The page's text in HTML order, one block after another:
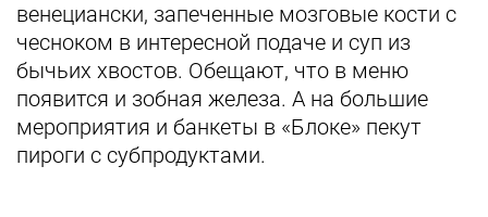
венециански, запеченные мозговые кости с
чесноком в интересной подаче и суп из
бычьих хвостов. Обещают, что в меню
появится и зобная железа. А на большие
мероприятия и банкеты в «Блоке» пекут
пироги с субпродуктами.